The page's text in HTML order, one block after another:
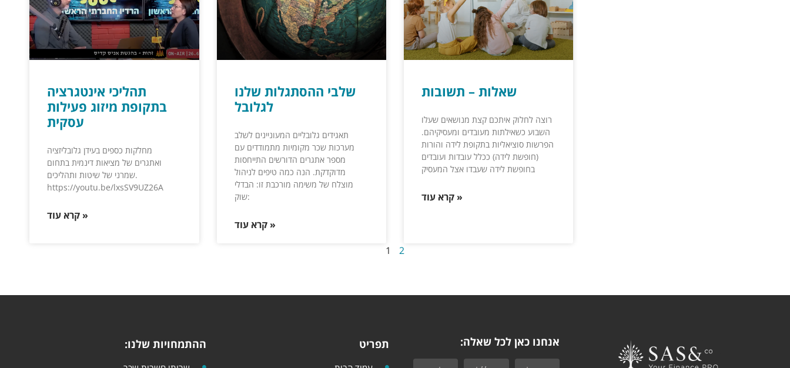
תהליכי אינטגרציה
בתקופת מיזוג פעילות
עסקית
מחלקות כספים בעידן גלובליזציה
ואתגרים של מציאות דינמית בתחום
שמרני של שיטות ותהליכים.
https://youtu.be/lxsSV9UZ26A
קרא עוד »
שלבי ההסתגלות שלנו
לגלובל
תאגידים גלובליים המעוניינים לשלב
מערכות שכר מקומיות מתמודדים עם
מספר אתגרים הדורשים התייחסות
מדוקדקת. הנה כמה טיפים לניהול
מוצלח של משימה מורכבת זו: הבדלי
שוק:
קרא עוד »
שאלות – תשובות
רוצה לחלוק איתכם קצת מנושאים שעלו
השבוע כשאילתות מעובדים ומעסיקיהם.
הפרשות סוציאליות בתקופת לידה והורות
(חופשת לידה) ככלל עובדות ועובדים
בחופשת לידה שעבדו אצל המעסיק
קרא עוד »
1 2
אנחנו כאן לכל שאלה: תפריט ההתמחויות שלנו: